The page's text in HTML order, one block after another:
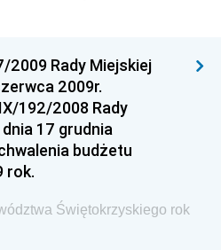
Nauki i Szkolnictwa
Urzędu Miar
Rolnictwa i Rozwoju Wsi
Edukacji Narodowej i
Edukacji i Nauki
Edukacji Narodowej
Gospodarki Morskiej
2009 Rady Miejskiej
2009r.
192/2008 Rady
17 grudnia
budżetu
rok.
Świętokrzyskiego rok